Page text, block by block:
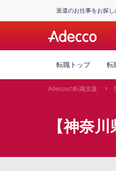
派遣のお仕事をお探し
転職トップ 転
Adeccoの転職支援
【神奈